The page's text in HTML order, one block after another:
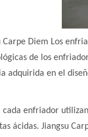
Carpe Diem Los
de los
adquirida en el
cada enfriador
ácidas. Jiangsu